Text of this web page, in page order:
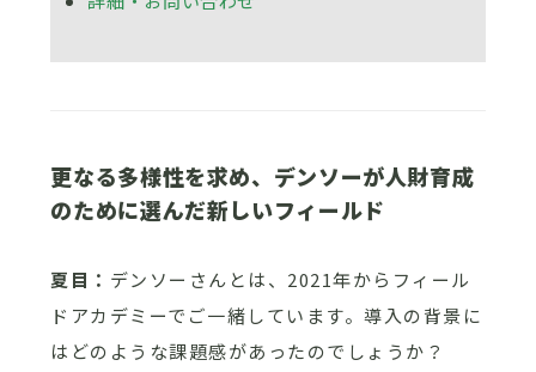
更なる多様性を求め、デンソーが人財育成
のために選んだ新しいフィールド
夏目： デンソーさんとは、2021年からフィール
ドアカデミーでご一緒しています。導入の背景に
はどのような課題感があったのでしょうか？